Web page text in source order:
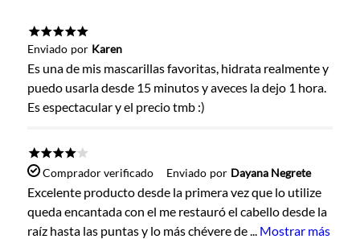
Título
Califica el producto de 1 a 5 estrellas
Tu nombre
Dirección de email
Enviado por Karen
Es una de mis mascarillas favoritas, hidrata realmente y
puedo usarla desde 15 minutos y aveces la dejo 1 hora.
Es espectacular y el precio tmb :)
Comprador verificado Enviado por Dayana Negrete
Excelente producto desde la primera vez que lo utilize
queda encantada con el me restauró el cabello desde la
raíz hasta las puntas y lo más chévere de
Mostrar más